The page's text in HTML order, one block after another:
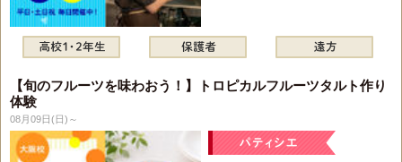
【旬のフルーツを味わおう！】トロピカルフルーツタルト作り
体験
08月09日(日)～